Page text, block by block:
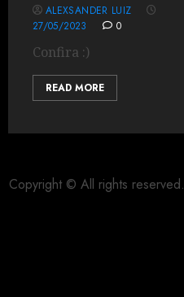
ALEXSANDER LUIZ
27/05/2023
0
Confira :)
READ MORE
Copyright © All rights reserved.